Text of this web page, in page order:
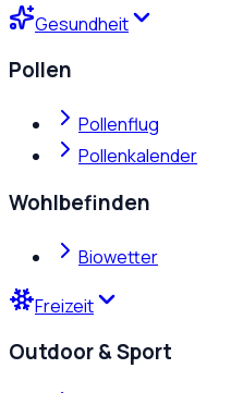
Gesundheit
Pollen
Pollenflug
Pollenkalender
Wohlbefinden
Biowetter
Freizeit
Outdoor & Sport